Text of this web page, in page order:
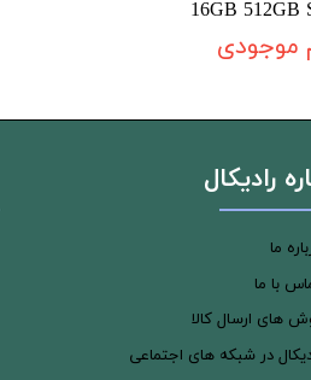
16GB 512GB
موجودی
رادیکال
ما
با ما
های ارسال کالا
در شبکه های اجتماعی